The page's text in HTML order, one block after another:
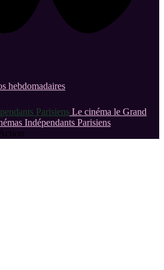
hebdomadaires
Le cinéma le Grand
Indépendants Parisiens